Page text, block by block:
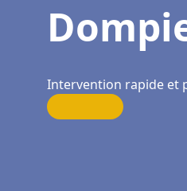
Intervention rapide et